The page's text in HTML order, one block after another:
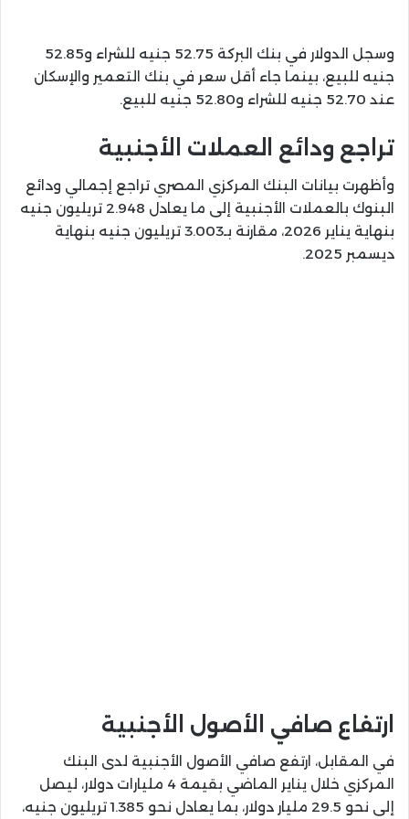
وسجل الدولار في بنك البركة 52.75 جنيه للشراء و52.85
جنيه للبيع، بينما جاء أقل سعر في بنك التعمير والإسكان
عند 52.70 جنيه للشراء و52.80 جنيه للبيع.
تراجع ودائع العملات الأجنبية
وأظهرت بيانات البنك المركزي المصري تراجع إجمالي ودائع
البنوك بالعملات الأجنبية إلى ما يعادل 2.948 تريليون جنيه
بنهاية يناير 2026، مقارنة بـ3.003 تريليون جنيه بنهاية
ديسمبر 2025.
ارتفاع صافي الأصول الأجنبية
في المقابل، ارتفع صافي الأصول الأجنبية لدى البنك
المركزي خلال يناير الماضي بقيمة 4 مليارات دولار، ليصل
إلى نحو 29.5 مليار دولار، بما يعادل نحو 1.385 تريليون جنيه،